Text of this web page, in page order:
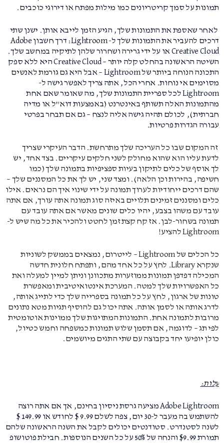
תמונות על סמך קריטריונים כמו מילות מפתח או דירוגי כוכבים.
לאחר שאספת את התמונות שלך, הגיע הזמן לייבא אותן. ישנן שתי
דרכים להעביר את התמונות שלך ל- Lightroom: דרך חשבון Adobe
Creative Cloud או על ידי גרירה ושחרור שלהן לתיקיה במחשב שלך.
השיטה הראשונה בהחלט קלה יותר – Creative Cloud היא ללא ספק
התכונה הנוחה ביותר של Lightroom – אבל היא גם גורמת לאנשים
מסוימים אי נוחות. אחרי הכל, אתה צריך לאפשר גישה ל-
Lightroom לכל ספריית התמונות שלך, מה שאומר שאם אחת
מהתמונות האלה תשותף באינטרנט (באמצעות דוא”ל או מדיה
חברתית), לכולם תהיה גישה אליה לנצח – גם אם תבחר בפרטי
עבורה הגדרות פרטיות.
זה המקום שבו כל העריכה שלך מתרחשת. הדבר העיקרי שצריך
לדעת עליו הוא שהוא מחולק לשני חלקים עיקריים. בצד אחד, יש
לך אוסף של כלים לתיקון בעיות ספציפיות בתמונה שלך (כמו
חשיפה, בהירות וכן הלאה). ומצד שני, יש לך את כל המסננים שלך –
שהם דרכים ייחודיות לערוך תמונה על ידי שינוי איך הם נראים. אילו
כלים ומסננים זמינים תלויים באיזה סוג תמונה אתה עורך, אם אתה
עובד עם משהו בצבע, יהיו כלים שונים מאשר אם אתה עובד עם
תמונה בשחור-לבן. אז קח קצת זמן לחטט ולהכיר את כל מה שיש ל-
Lightroom להציע!
כל הכלים של Lightroom – לייטרום, נמצאים בממשק לשוניות
שנקרא Library. לחץ על כל אחד מהם, ותפתח חלונית חדשה
המכילה דפדפן תמונות ממוזערות מתכוונן וניתן למיין למעלה ואת
כל האפשרויות שלך למטה. המערכת אינטואיטיבית ומאפשרת
טונות של ארגון, לחץ על כל תמונה בספרייה שלך כדי לתייג אותה,
לדרג אותה או לסמן אותה. אתה יכול גם להוסיף תגיות מטא נתונים
מרובות לתמונה אחת. התמונות המתויגות שלך ממוינות אוטומטית
לפי תג – לדוגמה, אם תסמן שלוש תמונות כמשפחה וחמש כטיול,
כולן יופיעו יחד בקבוצה עם שתי התגים מיושמים.
עלות:
Adobe Lightroom מציעה גרסת ניסיון בחינם, אך אם אתה רוצה
להשתמש בה מעבר ל-30 יום, צפה לשלם 9.99 $ לחודש או 149.99 $
לשנה לסטנדרט. סטודנטים יכולים לקבל את השנה הראשונה שלהם
תמורת $9.99 והנחה של 50% על כל השנים הנוספות. חבילת פוטושופ